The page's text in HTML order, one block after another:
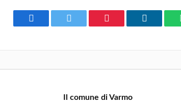
Facebook Twitter Pinterest LinkedIn
Il comune di Varmo